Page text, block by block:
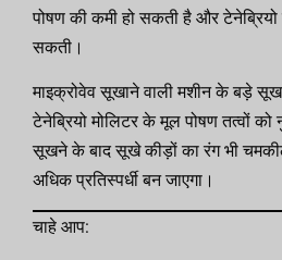
पोषण की कमी हो सकती है और टेनेब्रियो
सकती।
माइक्रोवेव सूखाने वाली मशीन के बड़े
टेनेब्रियो मोलिटर के मूल पोषण तत्वों को
सूखने के बाद सूखे कीड़ों का रंग भी
अधिक प्रतिस्पर्धी बन जाएगा।
चाहे आप: